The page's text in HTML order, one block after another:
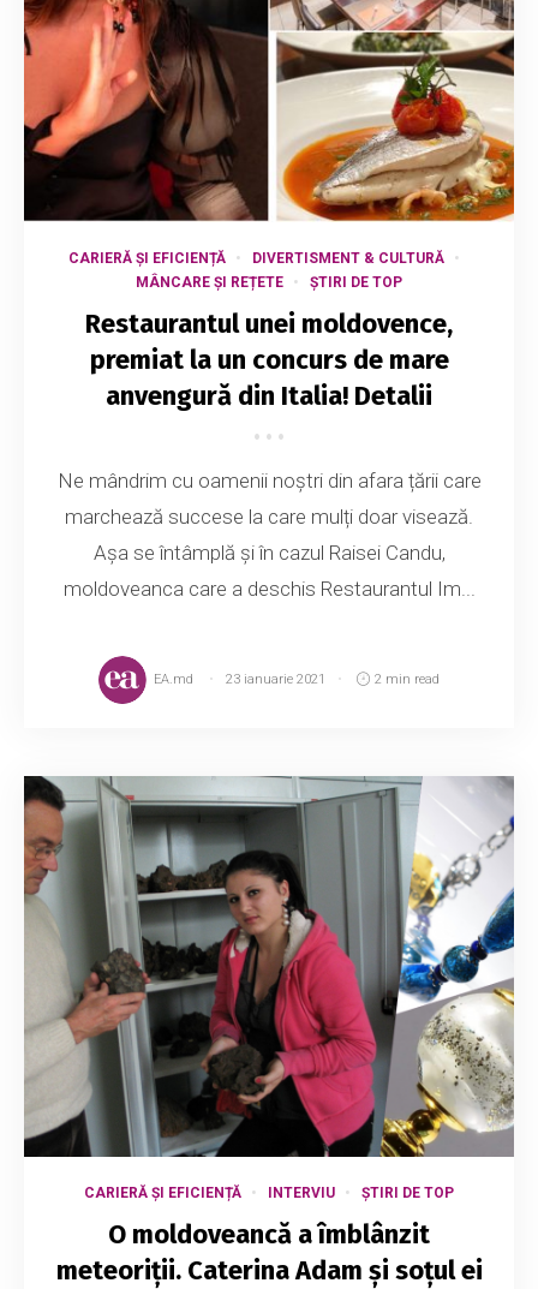
CARIERĂ ȘI EFICIENȚĂ
DIVERTISMENT & CULTURĂ
MÂNCARE ȘI REȚETE
ȘTIRI DE TOP
Restaurantul unei moldovence,
premiat la un concurs de mare
anvengură din Italia! Detalii
Ne mândrim cu oamenii noștri din afara țării care
marchează succese la care mulți doar visează.
Așa se întâmplă și în cazul Raisei Candu,
moldoveanca care a deschis Restaurantul Im...
EA.md 23 ianuarie 2021 2 min read
CARIERĂ ȘI EFICIENȚĂ INTERVIU ȘTIRI DE TOP
O moldoveancă a îmblânzit
meteoriții. Caterina Adam și soțul ei